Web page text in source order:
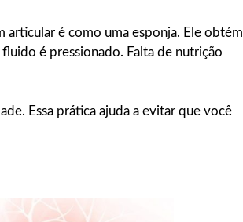
articular é como uma esponja. Ele obtém
é pressionado. Falta de nutrição
Essa prática ajuda a evitar que você